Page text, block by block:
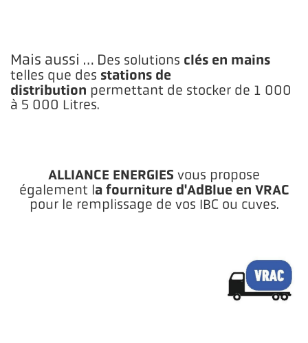
Mais aussi … Des solutions clés en mains
telles que des stations de
distribution permettant de stocker de 1 000
à 5 000 Litres.
ALLIANCE ENERGIES vous propose
également la fourniture d'AdBlue en VRAC
pour le remplissage de vos IBC ou cuves.